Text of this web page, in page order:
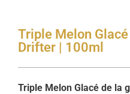
Triple Melon
Drifter | 100ml
Triple Melon Glacé de la